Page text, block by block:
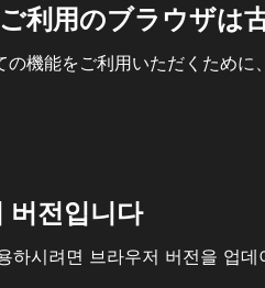
利用のブラウザは
機能をご利用いただくために
버전입니다
하시려면 브라우저 버전을 업데